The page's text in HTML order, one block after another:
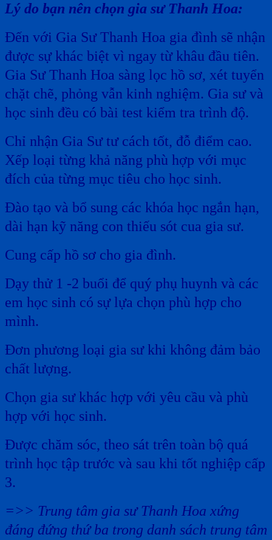
Lý do bạn nên chọn gia sư Thanh Hoa:
Đến với Gia Sư Thanh Hoa gia đình sẽ nhận
được sự khác biệt vì ngay từ khâu đầu tiên.
Gia Sư Thanh Hoa sàng lọc hồ sơ, xét tuyển
chặt chẽ, phỏng vẫn kinh nghiệm. Gia sư và
học sinh đều có bài test kiểm tra trình độ.
Chỉ nhận Gia Sư tư cách tốt, đỗ điểm cao.
Xếp loại từng khả năng phù hợp với mục
đích của từng mục tiêu cho học sinh.
Đào tạo và bổ sung các khóa học ngắn hạn,
dài hạn kỹ năng con thiếu sót cua gia sư.
Cung cấp hồ sơ cho gia đình.
Dạy thử 1 -2 buổi để quý phụ huynh và các
em học sinh có sự lựa chọn phù hợp cho
mình.
Đơn phương loại gia sư khi không đảm bảo
chất lượng.
Chọn gia sư khác hợp với yêu cầu và phù
hợp với học sinh.
Được chăm sóc, theo sát trên toàn bộ quá
trình học tập trước và sau khi tốt nghiệp cấp
3.
=>> Trung tâm gia sư Thanh Hoa xứng
đáng đứng thứ ba trong danh sách trung tâm